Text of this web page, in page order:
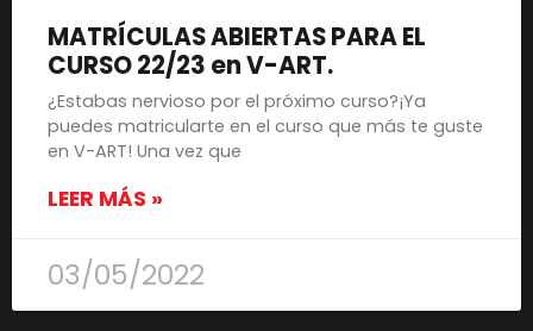
MATRÍCULAS ABIERTAS PARA EL
CURSO 22/23 en V-ART.
¿Estabas nervioso por el próximo curso?¡Ya
puedes matricularte en el curso que más te guste
en V-ART! Una vez que
LEER MÁS »
03/05/2022